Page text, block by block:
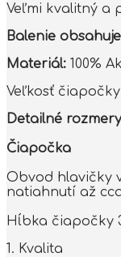
Veľmi kvalitný a
Balenie
Materiál: 100%
Veľkosť
Detailné
Čiapočka
Obvod hlavičky
natiahnutí až
Hĺbka čiapočky
1. Kvalita